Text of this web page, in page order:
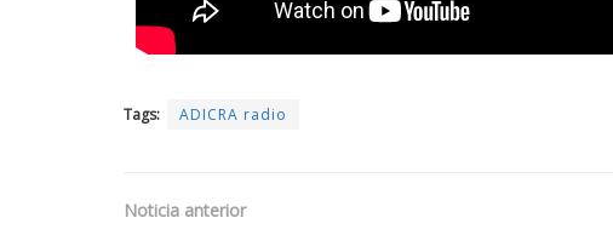
Tags: ADICRA radio
Noticia anterior